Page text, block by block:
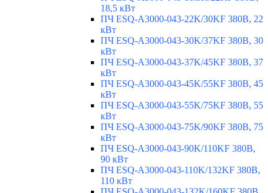
18,5 кВт
ПЧ ESQ-A3000-043-22K/30KF 380В, 22
кВт
ПЧ ESQ-A3000-043-30K/37KF 380В, 30
кВт
ПЧ ESQ-A3000-043-37K/45KF 380В, 37
кВт
ПЧ ESQ-A3000-043-45K/55KF 380В, 45
кВт
ПЧ ESQ-A3000-043-55K/75KF 380В, 55
кВт
ПЧ ESQ-A3000-043-75K/90KF 380В, 75
кВт
ПЧ ESQ-A3000-043-90K/110KF 380В,
90 кВт
ПЧ ESQ-A3000-043-110K/132KF 380В,
110 кВт